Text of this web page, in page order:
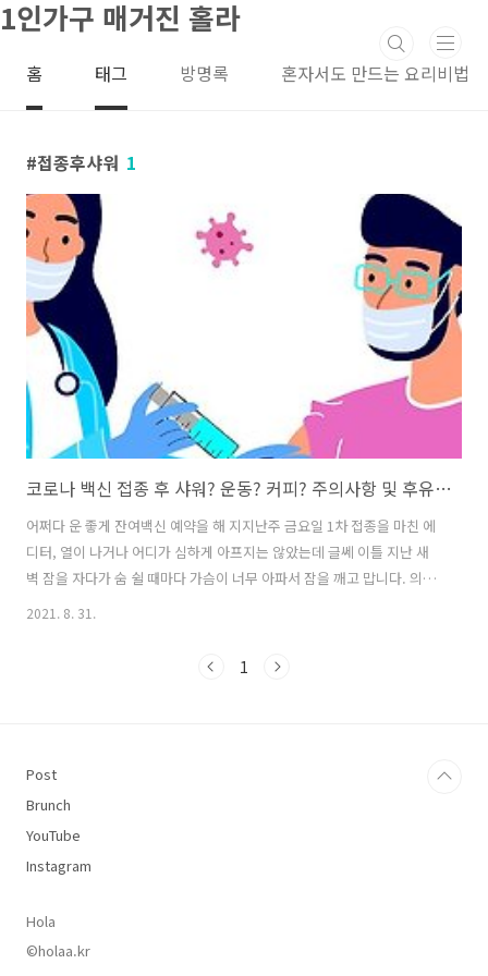
본문 바로가기
1인가구 매거진 홀라
홈 태그 방명록 혼자서도 만드는 요리비법
접종후샤워 1
코로나 백신 접종 후 샤워? 운동? 커피? 주의사항 및 후유증 체크리스트
어쩌다 운 좋게 잔여백신 예약을 해 지지난주 금요일 1차 접종을 마친 에
디터, 열이 나거나 어디가 심하게 아프지는 않았는데 글쎄 이틀 지난 새
벽 잠을 자다가 숨 쉴 때마다 가슴이 너무 아파서 잠을 깨고 맙니다. 의사
선생님이 가슴이 아프거나 숨이 막히면 바로 병원에 오라고 하셨는데 이
행히 여러 후유증 중 한 가지였고, 시간이 지나면 괜찮아지며 나아지지
2021. 8. 31.
1
Post
Brunch
YouTube
Instagram
Hola
©holaa.kr